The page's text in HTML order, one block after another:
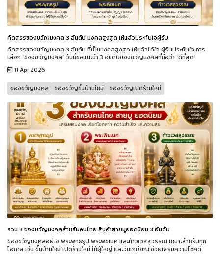
คัดสรรของขวัญมงคล 3 อันดับ มงคลสูงสุด ให้แล้วประทับใจผู้รับ
คัดสรรของขวัญมงคล 3 อันดับ ที่เป็นมงคลสูงสุด ให้แล้วได้ใจ ผู้รับประทับใจ การ
เลือก “ของขวัญมงคล” วันนี้ขอแนะนำ 3 อันดับของขวัญมงคลที่ถือว่า “ดีที่สุด”
11 Apr 2026
ของขวัญมงคล ของขวัญขึ้นบ้านใหม่ ของขวัญเปิดร้านใหม่
รวม 3 ของขวัญมงคลสำหรับคนไทย สินค้าสายมูยอดนิยม 3 อันดับ
ของขวัญมงคลอย่าง พระพุทธรูป พระพิฆเนศ และท้าวเวสสุวรรณ เหมาะสำหรับทุก
โอกาส เช่น ขึ้นบ้านใหม่ เปิดร้านใหม่ ให้ผู้ใหญ่ และวันเกษียณ ช่วยเสริมความโชคดี